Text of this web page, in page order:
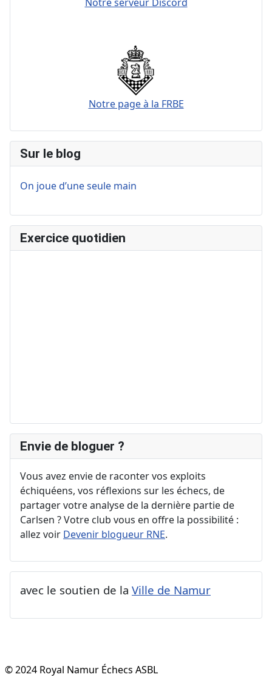
Notre page à la FRBE
Sur le blog
On joue d’une seule main
Exercice quotidien
Envie de bloguer ?
Vous avez envie de raconter vos exploits
échiquéens, vos réflexions sur les échecs, de
partager votre analyse de la dernière partie de
Carlsen ? Votre club vous en offre la possibilité :
allez voir Devenir blogueur RNE.
avec le soutien de la Ville de Namur
© 2024 Royal Namur Échecs ASBL